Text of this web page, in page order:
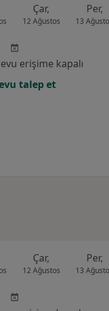
Çar,
12 Ağustos
Per,
13
erişime kapalı
talep et
Çar,
12 Ağustos
Per,
13